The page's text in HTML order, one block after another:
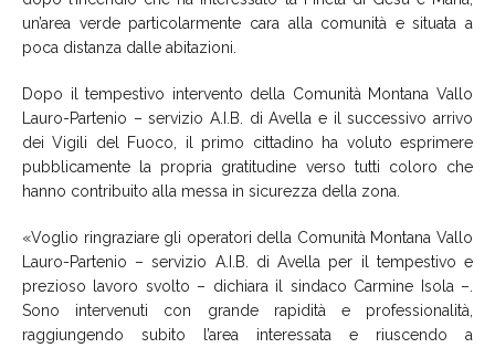
un’area verde particolarmente cara alla comunità e situata a
poca distanza dalle abitazioni.
Dopo il tempestivo intervento della Comunità Montana Vallo
Lauro-Partenio – servizio A.I.B. di Avella e il successivo arrivo
dei Vigili del Fuoco, il primo cittadino ha voluto esprimere
pubblicamente la propria gratitudine verso tutti coloro che
hanno contribuito alla messa in sicurezza della zona.
«Voglio ringraziare gli operatori della Comunità Montana Vallo
Lauro-Partenio – servizio A.I.B. di Avella per il tempestivo e
prezioso lavoro svolto – dichiara il sindaco Carmine Isola –.
Sono intervenuti con grande rapidità e professionalità,
raggiungendo subito l’area interessata e riuscendo a